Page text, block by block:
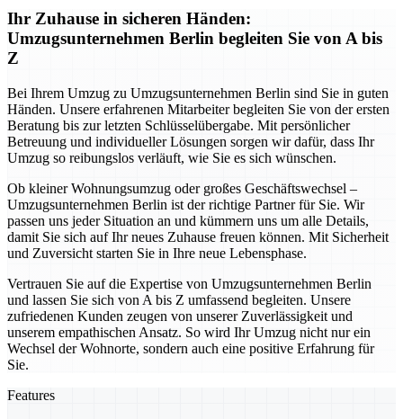
Ihr Zuhause in sicheren Händen:
Umzugsunternehmen Berlin begleiten Sie von A bis
Z
Bei Ihrem Umzug zu Umzugsunternehmen Berlin sind Sie in guten
Händen. Unsere erfahrenen Mitarbeiter begleiten Sie von der ersten
Beratung bis zur letzten Schlüsselübergabe. Mit persönlicher
Betreuung und individueller Lösungen sorgen wir dafür, dass Ihr
Umzug so reibungslos verläuft, wie Sie es sich wünschen.
Ob kleiner Wohnungsumzug oder großes Geschäftswechsel –
Umzugsunternehmen Berlin ist der richtige Partner für Sie. Wir
passen uns jeder Situation an und kümmern uns um alle Details,
damit Sie sich auf Ihr neues Zuhause freuen können. Mit Sicherheit
und Zuversicht starten Sie in Ihre neue Lebensphase.
Vertrauen Sie auf die Expertise von Umzugsunternehmen Berlin
und lassen Sie sich von A bis Z umfassend begleiten. Unsere
zufriedenen Kunden zeugen von unserer Zuverlässigkeit und
unserem empathischen Ansatz. So wird Ihr Umzug nicht nur ein
Wechsel der Wohnorte, sondern auch eine positive Erfahrung für
Sie.
Features